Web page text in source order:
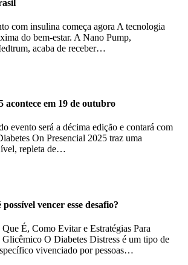
com insulina começa agora A tecnologia
do bem-estar. A Nano Pump,
acaba de receber…
acontece em 19 de outubro
evento será a décima edição e contará com
On Presencial 2025 traz uma
repleta de…
vencer esse desafio?
É, Como Evitar e Estratégias Para
O Diabetes Distress é um tipo de
vivenciado por pessoas…